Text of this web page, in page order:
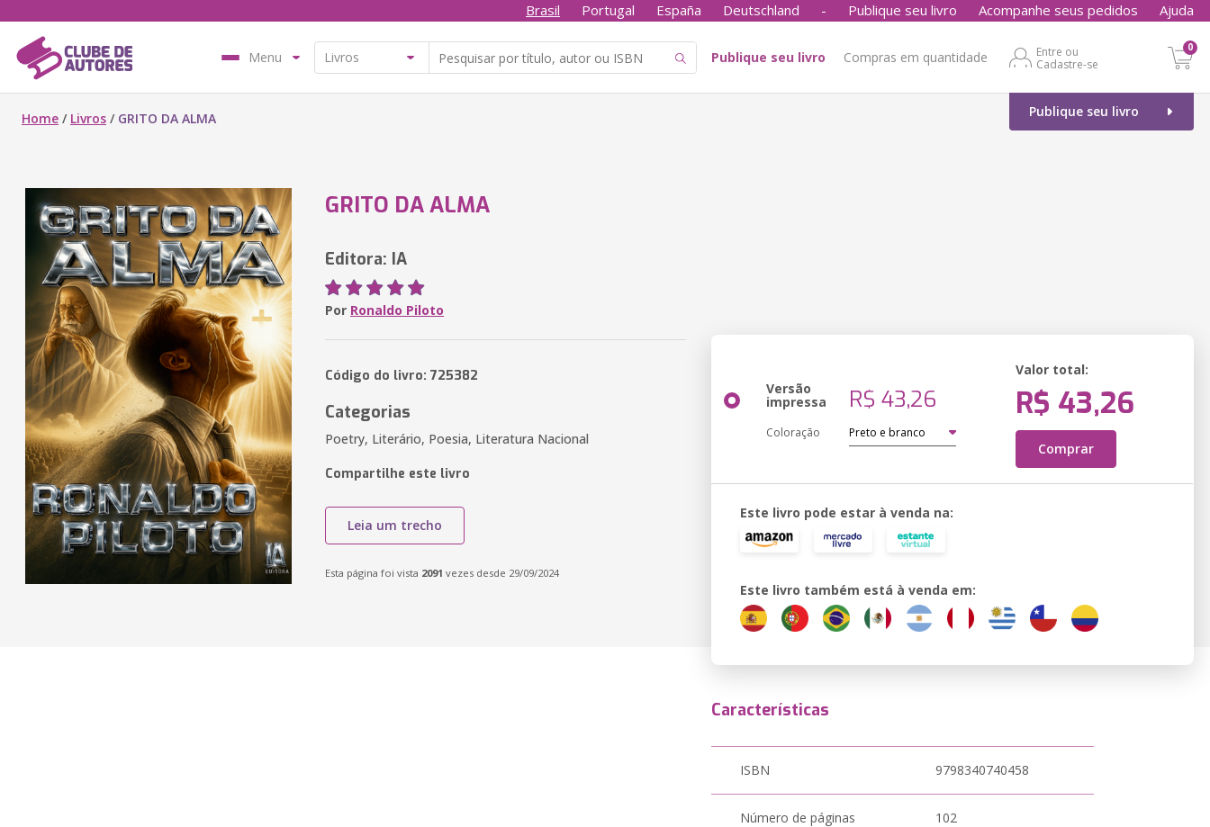
Brasil Portugal España Deutschland - Publique seu livro Acompanhe seus pedidos Ajuda
Menu Publique seu livro Compras em quantidade
Entre ou
Cadastre-se
0
Publique seu livro
Home / Livros / GRITO DA ALMA
GRITO DA ALMA
Editora: IA
Por Ronaldo Piloto
Código do livro: 725382
Categorias
Poetry, Literário, Poesia, Literatura Nacional
Compartilhe este livro
Leia um trecho
Esta página foi vista 2091 vezes desde 29/09/2024
Versão
impressa R$ 43,26
Coloração
Valor total:
R$ 43,26
Comprar
Este livro pode estar à venda na:
Este livro também está à venda em:
Características
ISBN 9798340740458
Número de páginas 102